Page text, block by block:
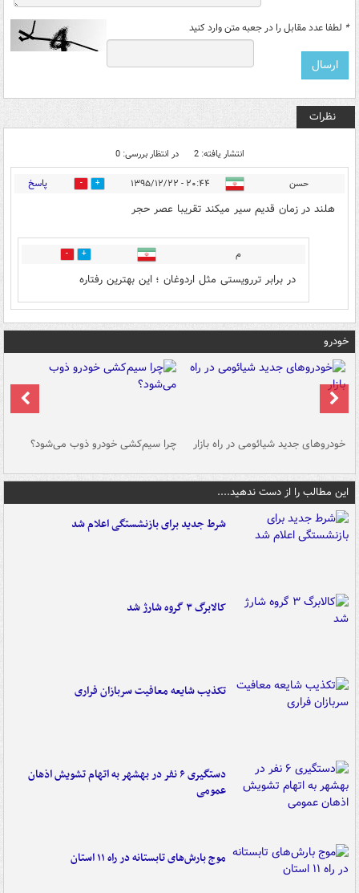
* لطفا عدد مقابل را در جعبه متن وارد کنید
نظرات
انتشار یافته: 2 در انتظار بررسی: 0
حسن ۲۰:۴۴ - ۱۳۹۵/۱۲/۲۲ 0 پاسخ
هلند در زمان قدیم سیر میکند تقریبا عصر حجر
م 3
در برابر تررویستی مثل اردوغان ؛ این بهترین رفتاره
خودرو
خودروهای جدید شیائومی در راه بازار چرا سیم‌کشی خودرو ذوب می‌شود؟
این مطالب را از دست ندهید....
شرط جدید برای بازنشستگی اعلام شد
کالابرگ ۳ گروه شارژ شد
تکذیب شایعه معافیت سربازان فراری
دستگیری ۶ نفر در بهشهر به اتهام تشویش اذهان
عمومی
موج بارش‌های تابستانه در راه ۱۱ استان